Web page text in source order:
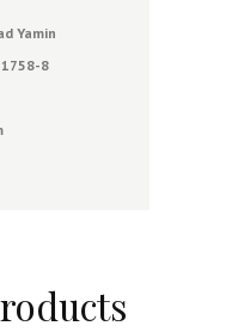
Yamin
8